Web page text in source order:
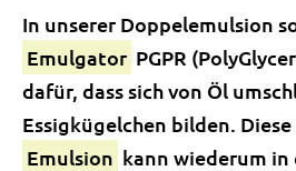
In unserer Doppelemulsion
Emulgator PGPR
dafür, dass sich von Öl
Essigkügelchen bilden.
Emulsion kann wiederum in